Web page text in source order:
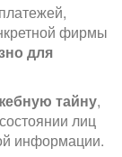
фирмы
для
тайну,
лиц
информации.